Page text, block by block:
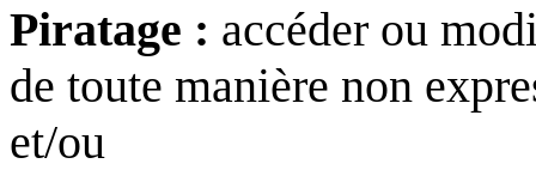
Piratage : accéder ou
de toute manière non
et/ou